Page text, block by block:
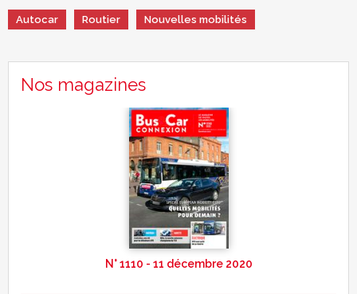
Autocar Routier Nouvelles mobilités
Nos magazines
N° 1110 - 11 décembre 2020